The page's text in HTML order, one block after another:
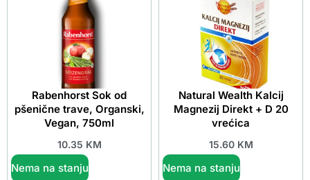
Rabenhorst Sok od
pšenične trave, Organski,
Vegan, 750ml
10.35 KM
Nema na stanju
Natural Wealth Kalcij
Magnezij Direkt + D 20
vrećica
15.60 KM
Nema na stanju